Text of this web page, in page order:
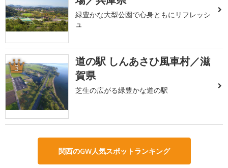
緑豊かな大型公園で心身ともにリフレッシ
ュ
3
道の駅 しんあさひ風車村／滋
賀県
芝生の広がる緑豊かな道の駅
関西のGW人気スポットランキング